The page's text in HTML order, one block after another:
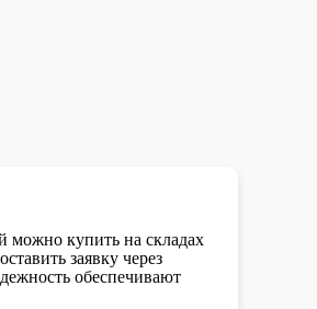
можно купить на складах
заявку через
обеспечивают